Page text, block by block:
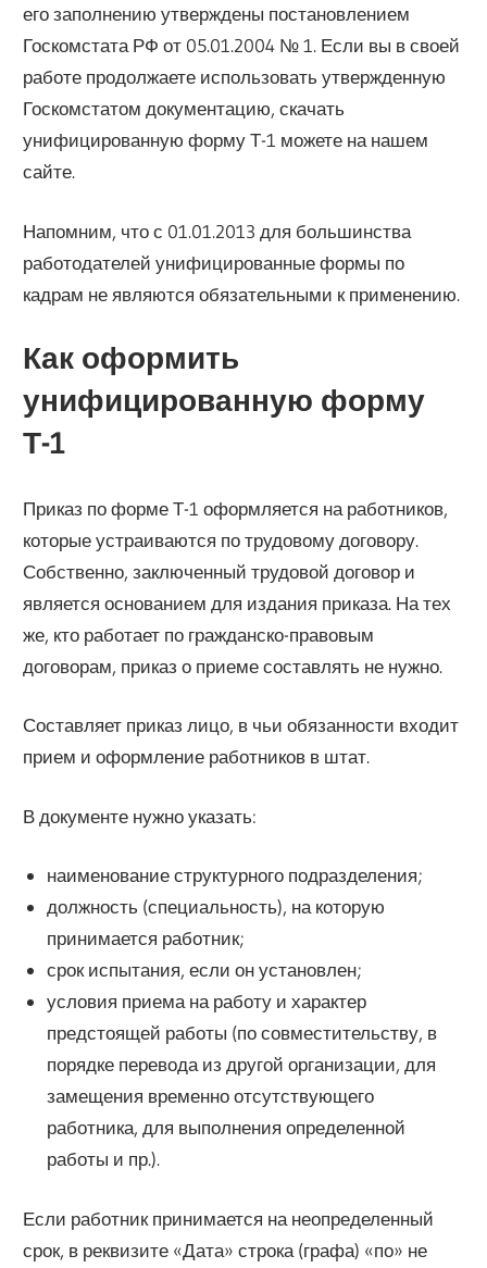
его заполнению утверждены постановлением
Госкомстата РФ от 05.01.2004 № 1. Если вы в своей
работе продолжаете использовать утвержденную
Госкомстатом документацию, скачать
унифицированную форму Т-1 можете на нашем
сайте.
Напомним, что с 01.01.2013 для большинства
работодателей унифицированные формы по
кадрам не являются обязательными к применению.
Как оформить
унифицированную форму
Т-1
Приказ по форме Т-1 оформляется на работников,
которые устраиваются по трудовому договору.
Собственно, заключенный трудовой договор и
является основанием для издания приказа. На тех
же, кто работает по гражданско-правовым
договорам, приказ о приеме составлять не нужно.
Составляет приказ лицо, в чьи обязанности входит
прием и оформление работников в штат.
В документе нужно указать:
наименование структурного подразделения;
должность (специальность), на которую
принимается работник;
срок испытания, если он установлен;
условия приема на работу и характер
предстоящей работы (по совместительству, в
порядке перевода из другой организации, для
замещения временно отсутствующего
работника, для выполнения определенной
работы и пр.).
Если работник принимается на неопределенный
срок, в реквизите «Дата» строка (графа) «по» не